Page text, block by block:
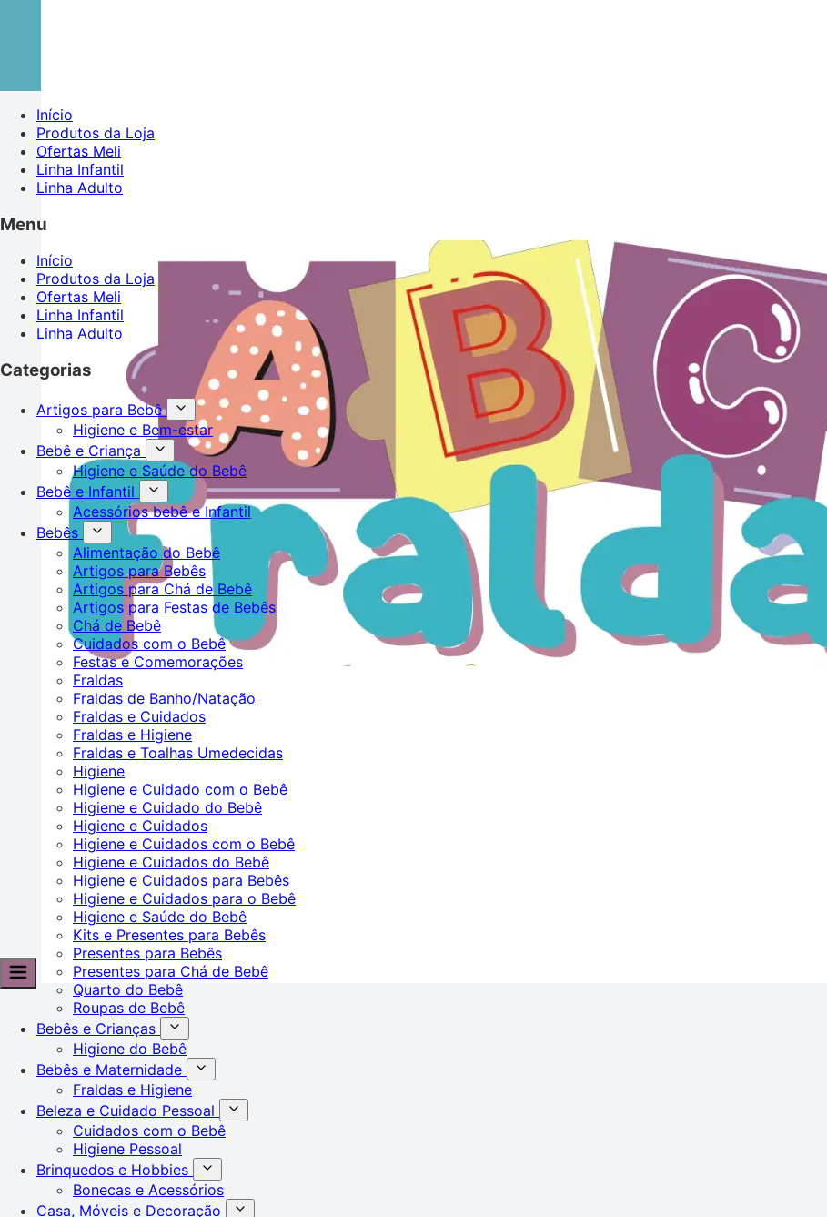
Início
Produtos da Loja
Ofertas Meli
Linha Infantil
Linha Adulto
Menu
Início
Produtos da Loja
Ofertas Meli
Linha Infantil
Linha Adulto
Categorias
Artigos para Bebê
Higiene e Bem-estar
Bebê e Criança
Higiene e Saúde do Bebê
Bebê e Infantil
Acessórios bebê e Infantil
Bebês
Alimentação do Bebê
Artigos para Bebês
Artigos para Chá de Bebê
Artigos para Festas de Bebês
Chá de Bebê
Cuidados com o Bebê
Festas e Comemorações
Fraldas
Fraldas de Banho/Natação
Fraldas e Cuidados
Fraldas e Higiene
Fraldas e Toalhas Umedecidas
Higiene
Higiene e Cuidado com o Bebê
Higiene e Cuidado do Bebê
Higiene e Cuidados
Higiene e Cuidados com o Bebê
Higiene e Cuidados do Bebê
Higiene e Cuidados para Bebês
Higiene e Cuidados para o Bebê
Higiene e Saúde do Bebê
Kits e Presentes para Bebês
Presentes para Bebês
Presentes para Chá de Bebê
Quarto do Bebê
Roupas de Bebê
Bebês e Crianças
Higiene do Bebê
Bebês e Maternidade
Fraldas e Higiene
Beleza e Cuidado Pessoal
Cuidados com o Bebê
Higiene Pessoal
Brinquedos e Hobbies
Bonecas e Acessórios
Casa, Móveis e Decoração